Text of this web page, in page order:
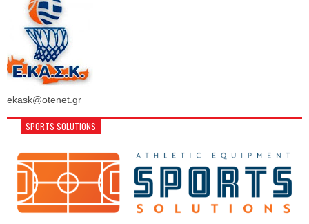
ekask@otenet.gr
SPORTS SOLUTIONS